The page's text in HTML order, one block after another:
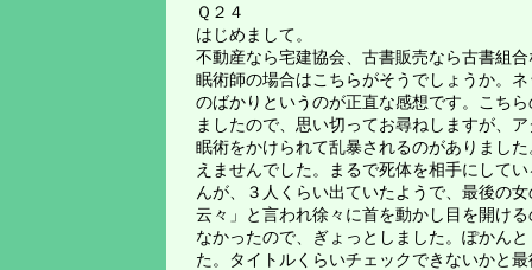
Ｑ２４
はじめまして。
不動産なら宅建協会、古書販売なら古書組
眠術師の場合はこちらがそうでしょうか。
のばかりというのが正直な感想です。こち
ましたので、思い切ってお尋ねしますが、
眠術をかけられて乱暴されるのがありまし
えませんでした。まるで死体を相手にして
んが、３人くらい出ていたようで、最後の
云々」と言われ徐々に首を動かし目を開け
なかったので、ぎょっとしました。ぽかん
た。タイトルくらいチェックできないかと